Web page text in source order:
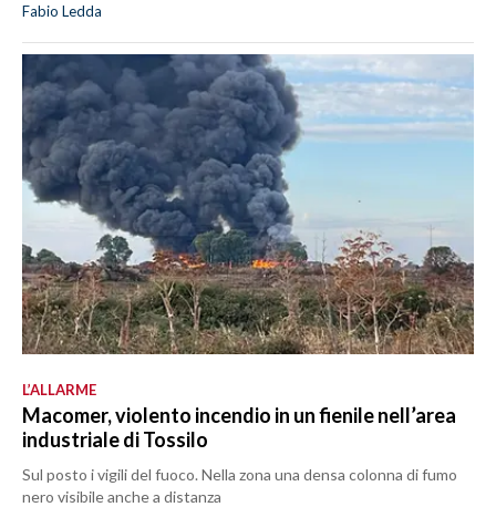
Fabio Ledda
L’ALLARME
Macomer, violento incendio in un fienile nell’area
industriale di Tossilo
Sul posto i vigili del fuoco. Nella zona una densa colonna di fumo
nero visibile anche a distanza